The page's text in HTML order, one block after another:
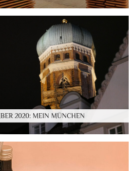
2020: MEIN MÜNCHEN